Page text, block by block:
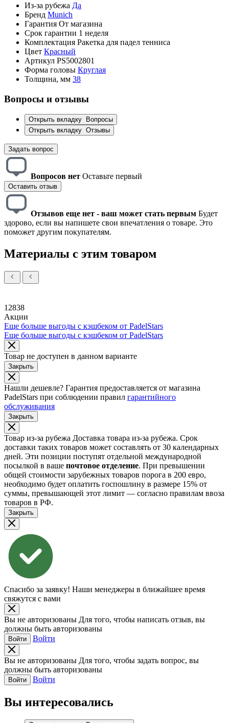
Из-за рубежа Да
Бренд Munich
Гарантия От магазина
Срок гарантии 1 неделя
Комплектация Ракетка для падел тенниса
Цвет Красный
Артикул PS5002801
Форма головы Круглая
Толщина, мм 38
Вопросы и отзывы
Открыть вкладку
Вопросы
Открыть вкладку Отзывы
Задать вопрос
Вопросов нет Оставьте первый
Оставить отзыв
Отзывов еще нет - ваш может стать первым Будет
здорово, если вы напишете свои впечатления о товаре. Это
поможет другим покупателям.
Материалы с этим товаром
12838
Акции
Еще больше выгоды с кэшбеком от PadelStars
Еще больше выгоды с кэшбеком от PadelStars
Товар не доступен в данном варианте
Закрыть
Нашли дешевле? Гарантия предоставляется от магазина
PadelStars при соблюдении правил гарантийного
обслуживания
Закрыть
Товар из-за рубежа Доставка товара из-за рубежа. Срок
доставки таких товаров может составлять от 30 календарных
дней. Эти позиции поступят отдельной международной
посылкой в ваше почтовое отделение. При превышении
общей стоимости зарубежных товаров порога в 200 евро,
необходимо будет оплатить госпошлину в размере 15% от
суммы, превышающей этот лимит — согласно правилам ввоза
товаров в РФ.
Закрыть
Спасибо за заявку! Наши менеджеры в ближайшее время
свяжутся с вами
Вы не авторизованы Для того, чтобы написать отзыв, вы
должны быть авторизованы
Войти Войти
Вы не авторизованы Для того, чтобы задать вопрос, вы
должны быть авторизованы
Войти Войти
Вы интересовались